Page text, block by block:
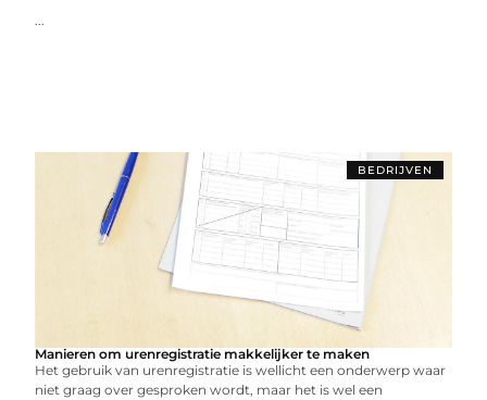
...
BEDRIJVEN
Manieren om urenregistratie makkelijker te maken
Het gebruik van urenregistratie is wellicht een onderwerp waar
niet graag over gesproken wordt, maar het is wel een